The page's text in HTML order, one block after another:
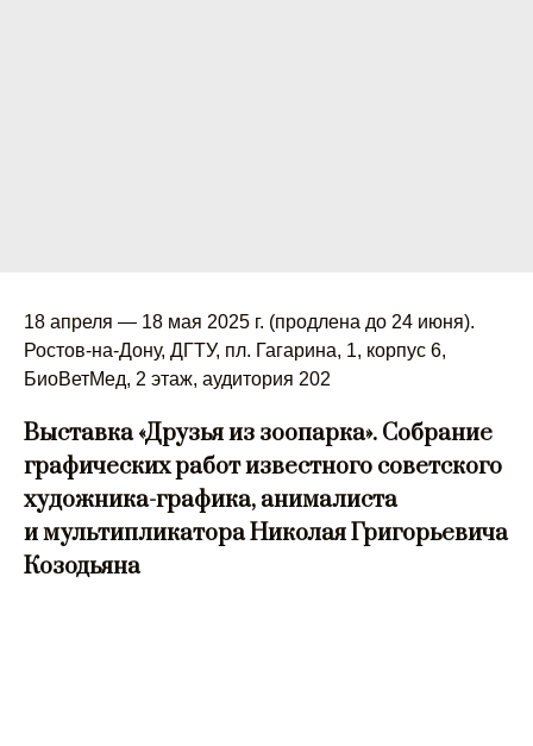
18 апреля — 18 мая 2025 г. (продлена до 24 июня).
Ростов-на-Дону, ДГТУ, пл. Гагарина, 1, корпус 6,
БиоВетМед, 2 этаж, аудитория 202
Выставка «Друзья из зоопарка». Собрание
графических работ известного советского
художника-графика, анималиста
и мультипликатора Николая Григорьевича
Козодьяна